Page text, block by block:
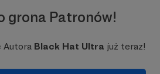
grona Patronów!
Autora Black Hat Ultra już teraz!